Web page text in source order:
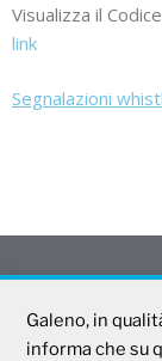
Visualizza il
link
Segnalazioni
Galeno
Galeno, in
informa che su